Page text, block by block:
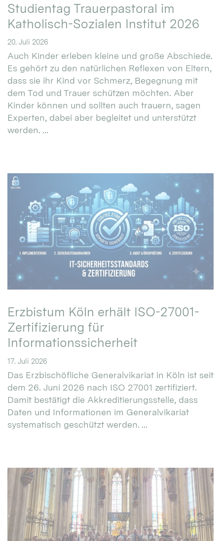
Studientag Trauerpastoral im
Katholisch-Sozialen Institut 2026
20. Juli 2026
Auch Kinder erleben kleine und große Abschiede.
Es gehört zu den natürlichen Reflexen von Eltern,
dass sie ihr Kind vor Schmerz, Begegnung mit
dem Tod und Trauer schützen möchten. Aber
Kinder können und sollten auch trauern, sagen
Experten, dabei aber begleitet und unterstützt
werden. ...
Erzbistum Köln erhält ISO-27001-
Zertifizierung für
Informationssicherheit
17. Juli 2026
Das Erzbischöfliche Generalvikariat in Köln ist seit
dem 26. Juni 2026 nach ISO 27001 zertifiziert.
Damit bestätigt die Akkreditierungsstelle, dass
Daten und Informationen im Generalvikariat
systematisch geschützt werden. ...